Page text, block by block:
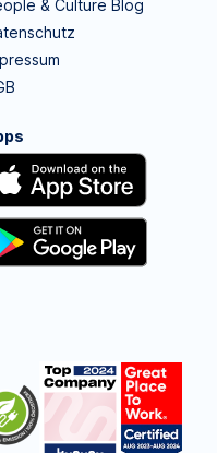
& Culture Blog